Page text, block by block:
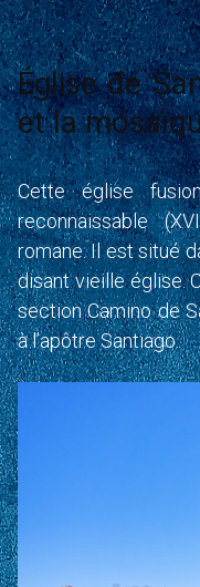
Église de
et la
Cette église
reconnaissable
romane. Il est situé
disant vieille église.
section Camino de
à l’apôtre Santiago.